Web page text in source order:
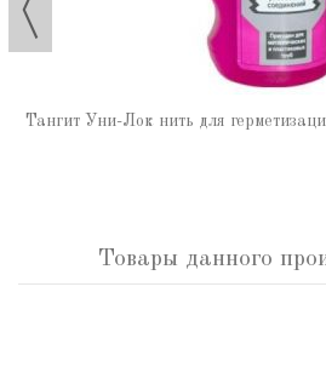
Тангит Уни-Лок нить для
Товары данного